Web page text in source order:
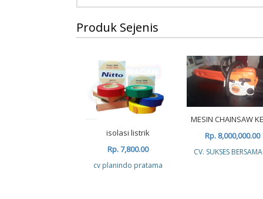
Produk Sejenis
isolasi listrik
Rp. 7,800.00
cv planindo pratama
MESIN CHAINSAW
Rp. 8,000,000.00
CV. SUKSES